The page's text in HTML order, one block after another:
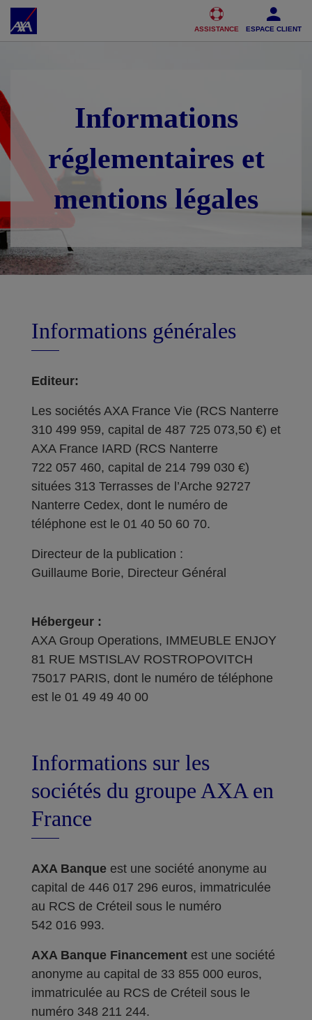
Accéder au Contenu Accéder au Pied de page
ASSISTANCE ESPACE CLIENT
Informations
réglementaires et
mentions légales
Informations générales
Editeur:
Les sociétés AXA France Vie (RCS Nanterre
310 499 959, capital de 487 725 073,50 €) et
AXA France IARD (RCS Nanterre
722 057 460, capital de 214 799 030 €)
situées 313 Terrasses de l’Arche 92727
Nanterre Cedex, dont le numéro de
téléphone est le 01 40 50 60 70.
Directeur de la publication :
Guillaume Borie, Directeur Général
Hébergeur :
AXA Group Operations, IMMEUBLE ENJOY
81 RUE MSTISLAV ROSTROPOVITCH
75017 PARIS, dont le numéro de téléphone
est le 01 49 49 40 00
Informations sur les
sociétés du groupe AXA en
France
AXA Banque est une société anonyme au
capital de 446 017 296 euros, immatriculée
au RCS de Créteil sous le numéro
542 016 993.
AXA Banque Financement est une société
anonyme au capital de 33 855 000 euros,
immatriculée au RCS de Créteil sous le
numéro 348 211 244.